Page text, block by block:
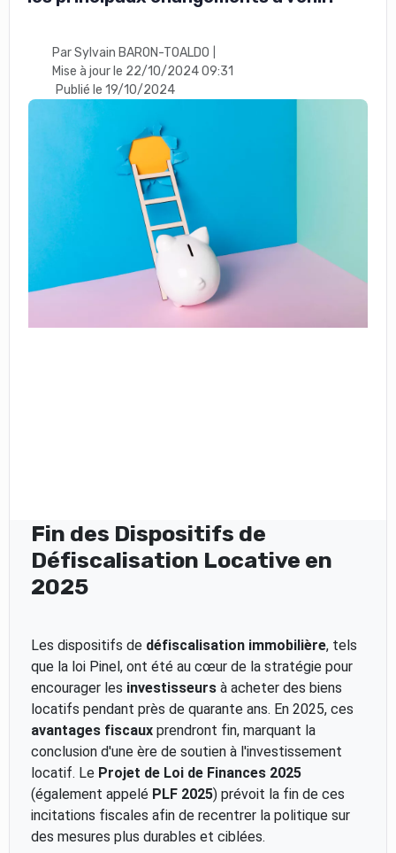
Par Sylvain BARON-TOALDO
Mise à jour le 22/10/2024 09:31
Publié le 19/10/2024
Fin des Dispositifs de
Défiscalisation Locative en
2025
Les dispositifs de défiscalisation immobilière, tels
que la loi Pinel, ont été au cœur de la stratégie pour
encourager les investisseursà acheter des biens
locatifs pendant près de quarante ans. En 2025, ces
avantages fiscauxprendront fin, marquant la
conclusion d'une ère de soutien à l'investissement
locatif. Le Projet de Loi de Finances 2025
(également appelé PLF 2025) prévoit la fin de ces
incitations fiscales afin de recentrer la politique sur
des mesures plus durables et ciblées.